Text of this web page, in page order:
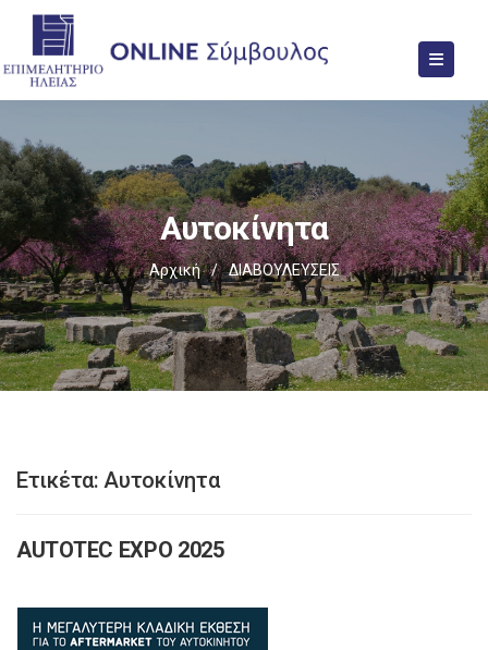
Αυτοκίνητα
Αρχική / ΔΙΑΒΟΥΛΕΥΣΕΙΣ
Ετικέτα:Αυτοκίνητα
AUTOTEC EXPO 2025